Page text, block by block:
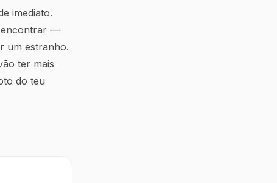
imediato.
encontrar —
um estranho.
ter mais
do teu